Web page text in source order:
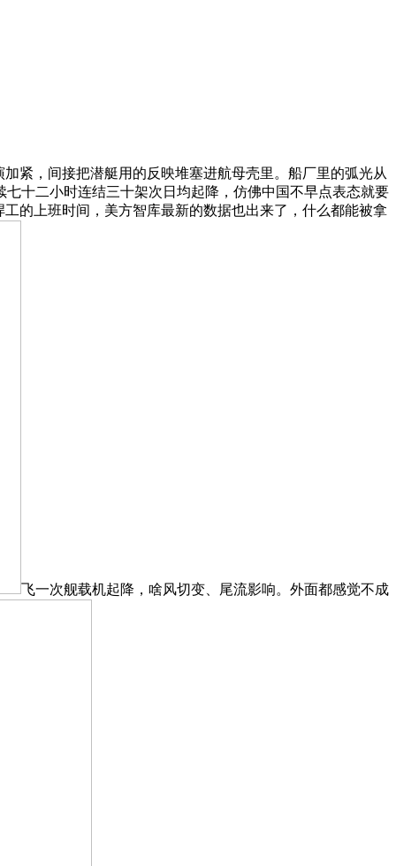
紧，间接把潜艇用的反映堆塞进航母壳里。船厂里的弧光从
十二小时连结三十架次日均起降，仿佛中国不早点表态就要
的上班时间，美方智库最新的数据也出来了，什么都能被拿
飞一次舰载机起降，啥风切变、尾流影响。外面都感觉不成